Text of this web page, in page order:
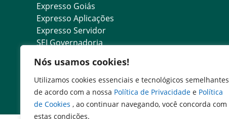
Nós usamos cookies!
Utilizamos cookies essenciais e tecnológicos semelhantes
de acordo com a nossa Política de Privacidade e Política
de Cookies , ao continuar navegando, você concorda com
estas condições.
Expresso Goiás
Expresso Aplicações
Expresso Servidor
SEI Governadoria
Escola de Governo
Agenda de Autoridades
Programa de Compliance Público